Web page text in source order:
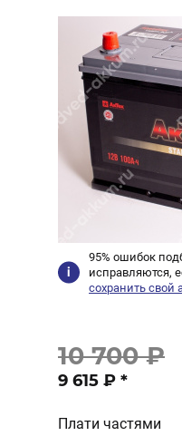
95% ошибок
исправляются,
сохранить свой
10 700 ₽
9 615 ₽ *
Плати частями